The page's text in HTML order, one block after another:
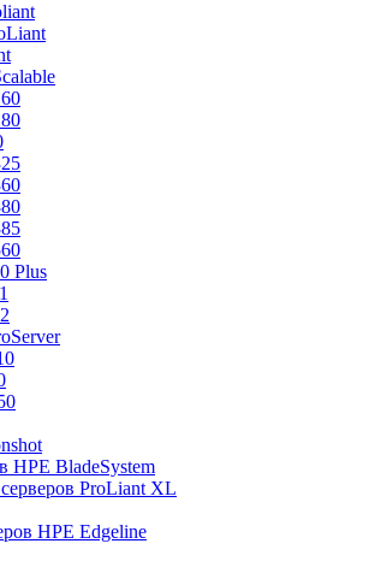
Plus
HPE BladeSystem
ProLiant XL
HPE Edgeline